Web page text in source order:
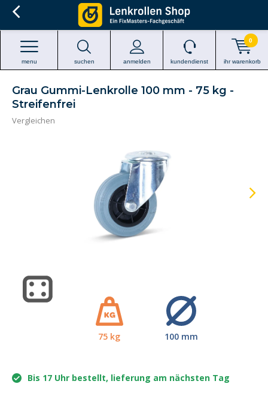
suchen anmelden
menu kundendienst ihr warenkorb
0
Grau Gummi-Lenkrolle 100 mm - 75 kg -
Streifenfrei
Vergleichen
75 kg 100 mm
Bis 17 Uhr bestellt, lieferung am nächsten Tag